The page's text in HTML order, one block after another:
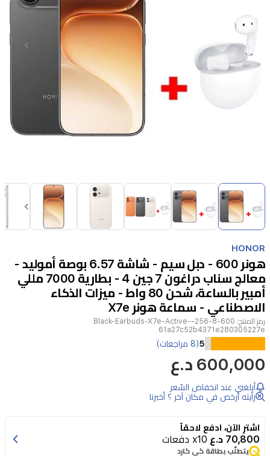
Item
of
12
1
of
12
HONOR
هونر 600 - دبل سيم - شاشة 6.57 بوصة أموليد -
معالج سناب دراغون 7 جين 4 - بطارية 7000 مللي
أمبير بالساعة، شحن 80 واط - ميزات الذكاء
الاصطناعي - سماعة هونر X7e
رمز المنتج:
600-8-256-Black-Earbuds-X7e-Active-
61a27c52b4371e280305227e
هاتف
هونر
600
التصميم
الأنيق
5(8 مراجعات)
600,000 د.ع
أبلغني عند انخفاض السّعر
رأيته أرخص في مكان آخر ؟ أخبرنا
اشترِ الآن، ادفع لاحقاً
70,800 د.ع x10 دفعات
يتطلّب بطاقة كي كارد